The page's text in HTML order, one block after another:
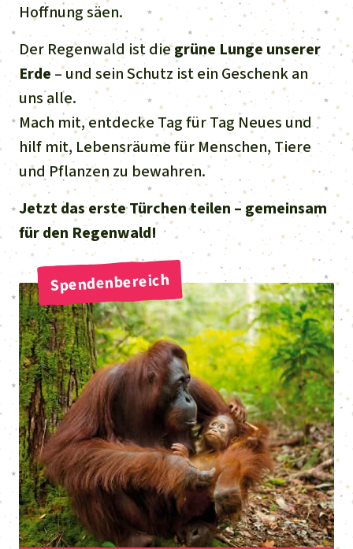
Hoffnung säen.
Der Regenwald ist diegrüne Lunge unserer
Erde – und sein Schutz ist ein Geschenk an
uns alle.
Mach mit, entdecke Tag für Tag Neues und
hilf mit, Lebensräume für Menschen, Tiere
und Pflanzen zu bewahren.
Jetzt das erste Türchen teilen – gemeinsam
für den Regenwald!